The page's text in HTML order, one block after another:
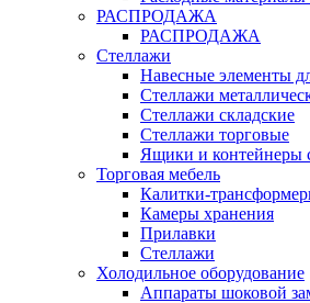
РАСПРОДАЖА
РАСПРОДАЖА
Стеллажи
Навесные элементы
Стеллажи
Стеллажи складские
Стеллажи торговые
Ящики и контейнеры
Торговая мебель
Калитки-
Камеры хранения
Прилавки
Стеллажи
Холодильное оборудование
Аппараты шоковой